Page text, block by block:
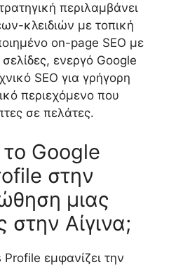
περιλαμβάνει
κλειδιών με τοπική
on-page SEO με
ενεργό Google
SEO για γρήγορη
περιεχόμενο που
σε πελάτες.
Google
στην
μιας
στην Αίγινα;
εμφανίζει την